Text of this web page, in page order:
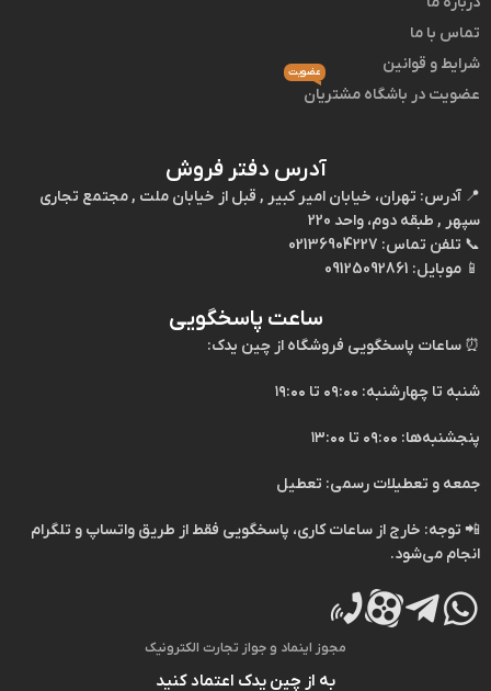
تماس با ما
شرایط و قوانین
عضویت در باشگاه مشتریان
عضویت
آدرس دفتر فروش
📍 آدرس: تهران، خیابان امیر کبیر , قبل از خیابان ملت , مجتمع تجاری
سپهر , طبقه دوم، واحد 220
📞 تلفن تماس:
📱 موبایل:
ساعت پاسخگویی
⏰ ساعات پاسخگویی فروشگاه از چین یدک:
شنبه تا چهارشنبه: ۰۹:۰۰ تا ۱۹:۰۰
پنجشنبه‌ها: ۰۹:۰۰ تا ۱۳:۰۰
جمعه و تعطیلات رسمی: تعطیل
📲 توجه: خارج از ساعات کاری، پاسخگویی فقط از طریق واتساپ و تلگرام
انجام می‌شود.
مجوز اینماد و جواز تجارت الکترونیک
به از چین یدک اعتماد کنید